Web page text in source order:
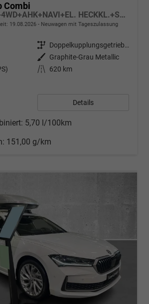
Combi
Selection DSG+4WD+AHK+NAVI+EL. HECKKL.+SHZ V+H
19.08.2026 Neuwagen mit Tageszulassung
Getriebe
Doppelkupplungsgetriebe (DSG)
Außenfarbe
Graphite-Grau Metallic
Kilometerstand
620 km
Details
5,70 l/100km
151,00 g/km